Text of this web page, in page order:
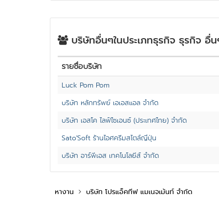
บริษัทอื่นๆในประเภทธุรกิจ ธุรกิจ อื่
รายชื่อบริษัท
Luck Pom Pom
บริษัท หลักทรัพย์ เอเอสแอล จำกัด
บริษัท เอสโค ไลฟ์ไซเอนซ์ (ประเทศไทย) จำกัด
Sato'Soft ร้านไอศครีมสไตล์ญี่ปุ่น
บริษัท อาร์พีเอส เทคโนโลยีส์ จำกัด
หางาน บริษัท โปรแอ็คทีฟ แมเนจเม้นท์ จำกัด